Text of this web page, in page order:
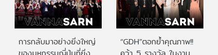
การกลับมาอย่างยิ่งใหญ่
“GDH”ตอกย้ำคุณภาพ!!